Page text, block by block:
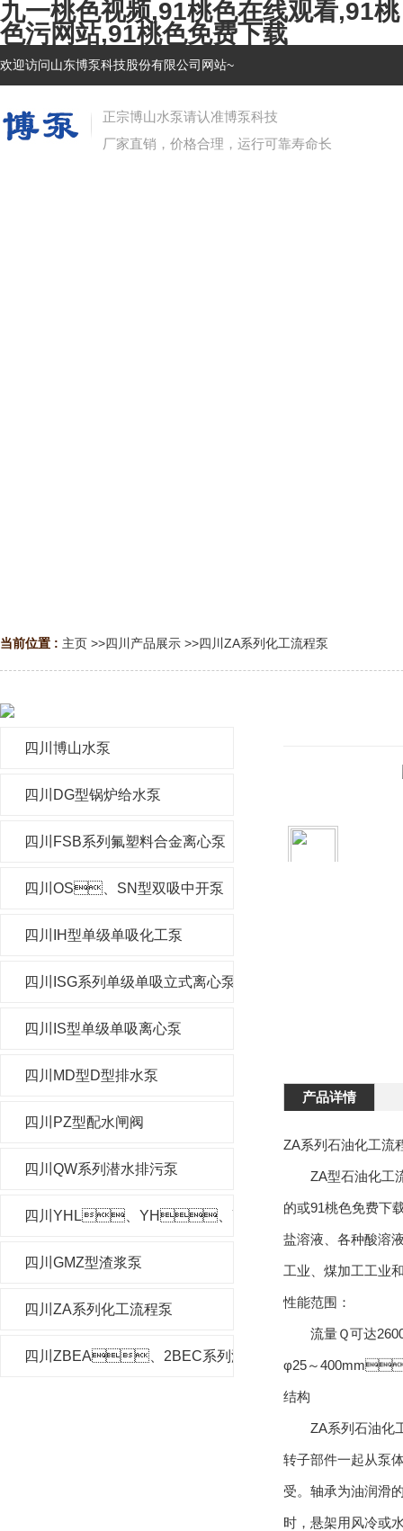
九一桃色视频,91桃色在线观看,91桃
色污网站,91桃色免费下载
欢迎访问山东博泵科技股份有限公司网站~
正宗博山水泵请认准博泵科技
厂家直销，价格合理，运行可靠寿命长
当前位置 : 主页 >>四川产品展示 >>四川ZA系列化工流程泵
四川博山水泵
四川DG型锅炉给水泵
四川FSB系列氟塑料合金离心泵
四川OS、SN型双吸中开泵
四川IH型单级单吸化工泵
四川ISG系列单级单吸立式离心泵
四川IS型单级单吸离心泵
四川MD型D型排水泵
四川PZ型配水闸阀
四川QW系列潜水排污泵
四川YHL、YH、YHF型液下泵
四川GMZ型渣浆泵
四川ZA系列化工流程泵
四川ZBEA、2BEC系列液环真空泵及压缩机
产品详情
ZA系列石油化工流程
ZA型石油化工流程
的或91桃色免费下载
盐溶液、各种酸
工业、煤加工工业
性能范围：
流量Ｑ可达
φ25～
结构
ZA系列石油化工
转子部件一起从泵体
受。轴承为油润
时，悬架用风冷或